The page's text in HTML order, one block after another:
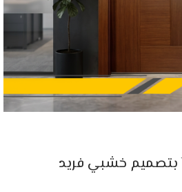
مدخل مكتب إداري VIP بتصميم خشبي فريد